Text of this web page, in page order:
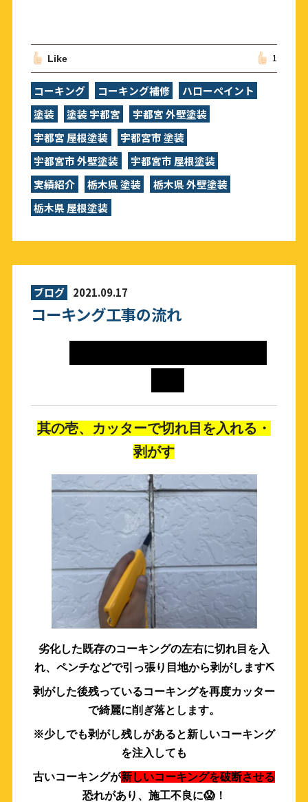
Like 1
コーキング コーキング補修
ハローペイント
塗装
塗装 宇都宮
宇都宮 外壁塗装
宇都宮 屋根塗装
宇都宮市 塗装
宇都宮市 外壁塗装
宇都宮市 屋根塗装
実績紹介
栃木県 塗装
栃木県 外壁塗装
栃木県 屋根塗装
ブログ 2021.09.17
コーキング工事の流れ
其の壱、カッターで切れ目を入れる・
剥がす
劣化した既存のコーキングの左右に切れ目を入
れ、 ペンチなどで引っ張り目地から剥がします⛏
剥がした後残っているコーキングを再度カッター
で綺麗に削ぎ落とします。
※少しでも剥がし残しがあると新しいコーキング
を注入しても
古いコーキングが新しいコーキングを破断させる
恐れがあり、施工不良に😱！